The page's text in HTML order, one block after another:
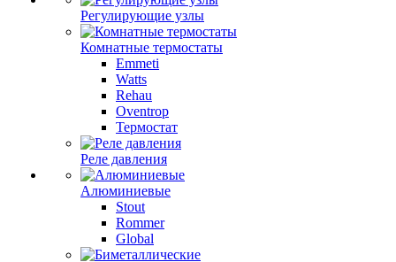
Регулирующие узлы
Комнатные термостаты
Emmeti
Watts
Rehau
Oventrop
Термостат
Реле давления
Алюминиевые
Stout
Rommer
Global